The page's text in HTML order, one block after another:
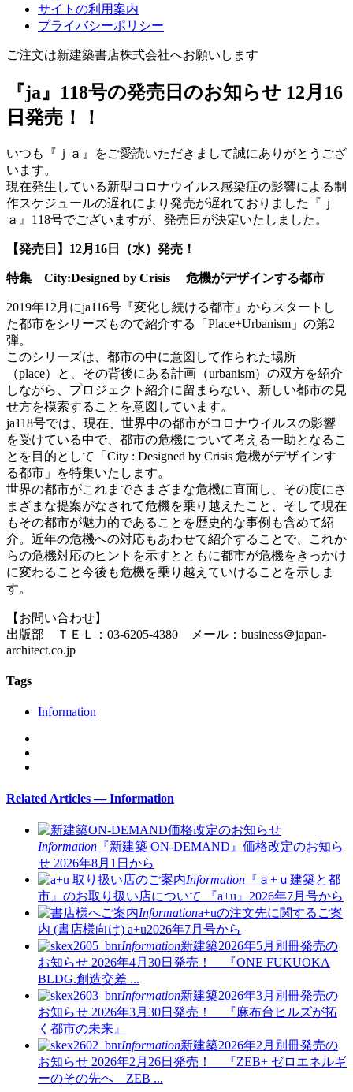
サイトの利用案内
プライバシーポリシー
ご注文は新建築書店株式会社へお願いします
『ja』118号の発売日のお知らせ 12月16
日発売！！
いつも『ｊａ』をご愛読いただきまして誠にありがとうござ
います。
現在発生している新型コロナウイルス感染症の影響による制
作スケジュールの遅れにより発売が遅れておりました『ｊ
ａ』118号でございますが、発売日が決定いたしました。
【発売日】 12月16日（水）発売！
特集 City:Designed by Crisis 危機がデザインする都市
2019年12月にja116号『変化し続ける都市』からスタートし
た都市をシリーズもので紹介する「Place+Urbanism」の第2
弾。
このシリーズは、都市の中に意図して作られた場所
（place）と、その背後にある計画（urbanism）の双方を紹介
しながら、プロジェクト紹介に留まらない、新しい都市の見
せ方を模索することを意図しています。
ja118号では、現在、世界中の都市がコロナウイルスの影響
を受けている中で、都市の危機について考える一助となるこ
とを目的として「City : Designed by Crisis 危機がデザインす
る都市」を特集いたします。
世界の都市がこれまでさまざまな危機に直面し、その度にさ
まざまな提案がなされて危機を乗り越えたこと、そして現在
もその都市が魅力的であることを歴史的な事例も含めて紹
介。近年の危機への対応もあわせて紹介することで、これか
らの危機対応のヒントを示すとともに都市が危機をきっかけ
に変わること今後も危機を乗り越えていけることを示しま
す。
【お問い合わせ】
出版部 ＴＥＬ：03-6205-4380 メール：business＠japan-
architect.co.jp
Tags
Information
Related Articles — Information
Information 『新建築 ON-DEMAND』価格改定のお知ら
せ 2026年8月1日から
Information 『ａ+ｕ建築と都
市』のお取り扱い店について
『a+u』2026年7月号から
Informationa+uの注文先に関するご案
内 (書店様向け) a+u2026年7月号から
Information新建築2026年5月別冊発売の
お知らせ 2026年4月30日発売！ 『ONE FUKUOKA
BLDG.創造交差 ...
Information新建築2026年3月別冊発売の
お知らせ 2026年3月30日発売！ 『麻布台ヒルズが拓
く都市の未来』
Information新建築2026年2月別冊発売の
お知らせ 2026年2月26日発売！ 『ZEB+ ゼロエネルギ
ーのその先へ ZEB ...